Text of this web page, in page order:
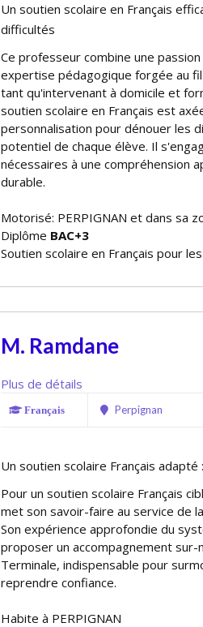
Un soutien scolaire en Français
difficultés
Ce professeur combine une
expertise pédagogique forgée au
tant qu'intervenant à domicile et
soutien scolaire en Français est
personnalisation pour dénouer les
potentiel de chaque élève. Il
nécessaires à une compréhension
durable.
Motorisé: PERPIGNAN et dans sa
Diplôme BAC+3
Soutien scolaire en Français pour
M. Ramdane
Plus de détails
Français Perpignan
Un soutien scolaire Français
Pour un soutien scolaire Français
met son savoir-faire au service de
Son expérience approfondie du
proposer un accompagnement sur-
Terminale, indispensable pour
reprendre confiance.
Habite à PERPIGNAN